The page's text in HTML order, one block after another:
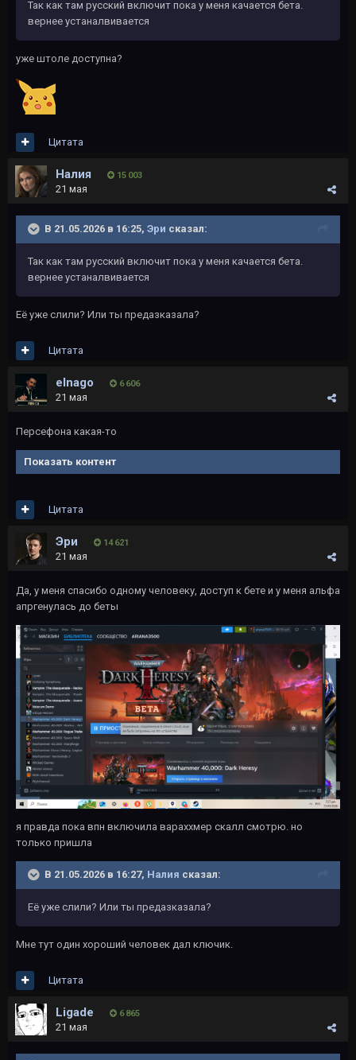
Так как там русский включит пока у меня качается бета.
вернее устаналвивается
уже штоле доступна?
Цитата
Налия 15 003
21 мая
В 21.05.2026 в 16:25, Эри сказал:
Так как там русский включит пока у меня качается бета.
вернее устаналвивается
Её уже слили? Или ты предазказала?
Цитата
elnago 6 606
21 мая
Персефона какая-то
Показать контент
Цитата
Эри 14 621
21 мая
Да, у меня спасибо одному человеку, доступ к бете и у меня альфа
апргенулась до беты
я правда пока впн включила вараххмер скалл смотрю. но
только пришла
В 21.05.2026 в 16:27, Налия сказал:
Её уже слили? Или ты предазказала?
Мне тут один хороший человек дал ключик.
Цитата
Ligade 6 865
21 мая